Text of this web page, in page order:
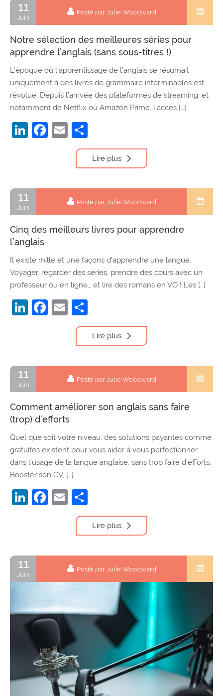
11
Juin
Posté par Julie Woodward
Notre sélection des meilleures séries pour
apprendre l’anglais (sans sous-titres !)
L’époque où l’apprentissage de l’anglais se résumait
uniquement à des livres de grammaire interminables est
révolue. Depuis l’arrivée des plateformes de streaming, et
notamment de Netflix ou Amazon Prime, l’accès […]
LinkedIn
Facebook
Email
Lire plus
11
Juin
Posté par Julie Woodward
Cinq des meilleurs livres pour apprendre
l’anglais
Il existe mille et une façons d’apprendre une langue.
Voyager, regarder des séries, prendre des cours avec un
professeur ou en ligne… et lire des romans en VO ! Les […]
LinkedIn
Facebook
Email
Lire plus
11
Juin
Posté par Julie Woodward
Comment améliorer son anglais sans faire
(trop) d’efforts
Quel que soit votre niveau, des solutions payantes comme
gratuites existent pour vous aider à vous perfectionner
dans l’usage de la langue anglaise, sans trop faire d’efforts.
Booster son CV, […]
LinkedIn
Facebook
Email
Lire plus
11
Juin
Posté par Julie Woodward